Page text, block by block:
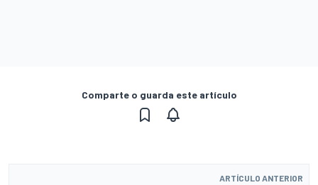
Comparte o guarda este artículo
ARTÍCULO ANTERIOR